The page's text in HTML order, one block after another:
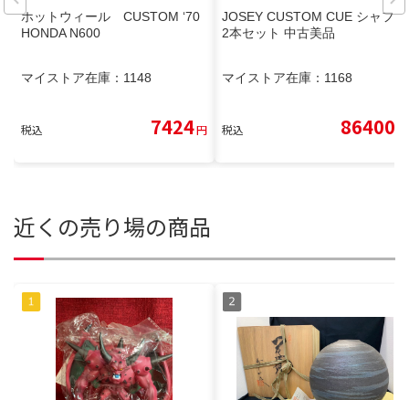
ホットウィール CUSTOM ‘70
HONDA N600
マイストア在庫： 1148
税込 7424円
JOSEY CUSTOM CUE シャフト
2本セット 中古美品
マイストア在庫： 1168
税込 86400
近くの売り場の商品